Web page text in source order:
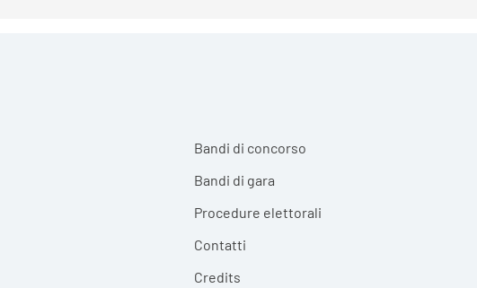
Bandi di concorso
Bandi di gara
Procedure elettorali
Contatti
Credits